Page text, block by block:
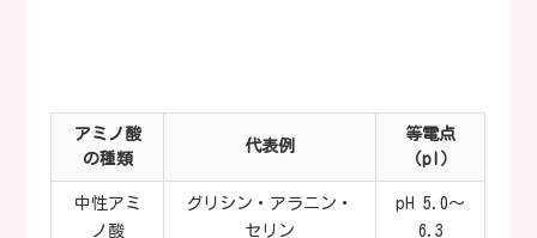
アミノ酸
の種類
代表例
等電点
（pI）
中性アミ
ノ酸
グリシン・アラニン・
セリン
pH 5.0〜
6.3